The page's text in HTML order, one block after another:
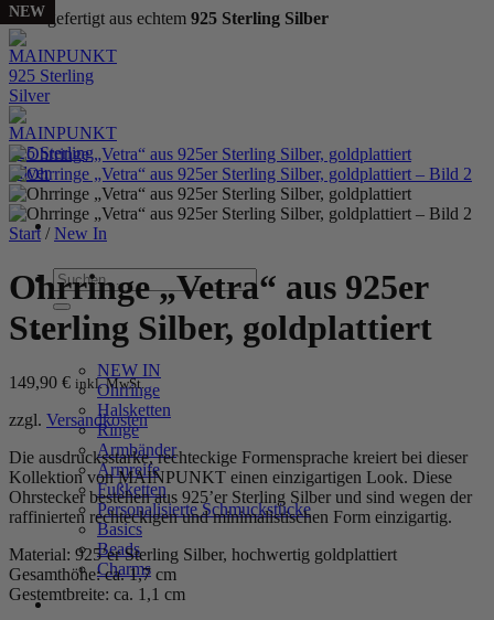
Handgefertigt aus echtem 925 Sterling Silber
Zum
Inhalt
springen
Suchen
nach:
WOMEN
NEW IN
Ohrringe
Halsketten
Ringe
Armbänder
Armreife
Fußketten
Personalisierte Schmuckstücke
Basics
Beads
Charms
MEN
NEW
Start / New In
Ohrringe „Vetra“ aus 925er
Sterling Silber, goldplattiert
149,90 € inkl. MwSt.
zzgl. Versandkosten
Die ausdrucksstarke, rechteckige Formensprache kreiert bei dieser
Kollektion von MAINPUNKT einen einzigartigen Look. Diese
Ohrstecker bestehen aus 925’er Sterling Silber und sind wegen der
raffinierten rechteckigen und minimalistischen Form einzigartig.
Material: 925’er Sterling Silber, hochwertig goldplattiert
Gesamthöhe: ca. 1,7 cm
Gestemtbreite: ca. 1,1 cm
NEW
NEW
NEW
NEW